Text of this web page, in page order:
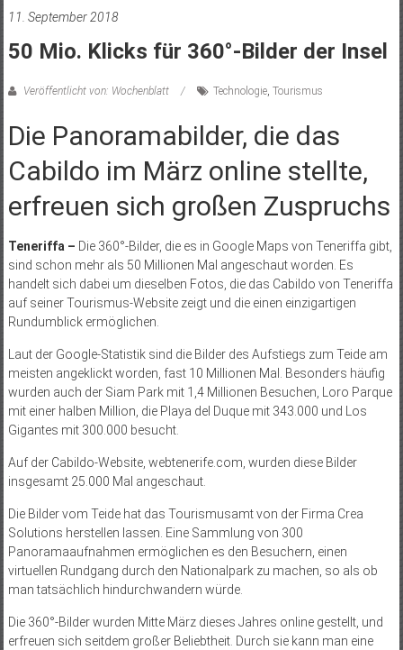
11. September 2018
50 Mio. Klicks für 360°-Bilder der Insel
Veröffentlicht von: Wochenblatt Technologie, Tourismus
Die Panoramabilder, die das
Cabildo im März online stellte,
erfreuen sich großen Zuspruchs
Teneriffa – Die 360°-Bilder, die es in Google Maps von Teneriffa gibt,
sind schon mehr als 50 Millionen Mal angeschaut worden. Es
handelt sich dabei um dieselben Fotos, die das Cabildo von Teneriffa
auf seiner Tourismus-Website zeigt und die einen einzigartigen
Rundumblick ermöglichen.
Laut der Google-Statistik sind die Bilder des Aufstiegs zum Teide am
meisten angeklickt worden, fast 10 Millionen Mal. Besonders häufig
wurden auch der Siam Park mit 1,4 Millionen Besuchen, Loro Parque
mit einer halben Million, die Playa del Duque mit 343.000 und Los
Gigantes mit 300.000 besucht.
Auf der Cabildo-Website, webtenerife.com, wurden diese Bilder
insgesamt 25.000 Mal angeschaut.
Die Bilder vom Teide hat das Tourismusamt von der Firma Crea
Solutions herstellen lassen. Eine Sammlung von 300
Panoramaaufnahmen ermöglichen es den Besuchern, einen
virtuellen Rundgang durch den Nationalpark zu machen, so als ob
man tatsächlich hindurchwandern würde.
Die 360°-Bilder wurden Mitte März dieses Jahres online gestellt, und
erfreuen sich seitdem großer Beliebtheit. Durch sie kann man eine